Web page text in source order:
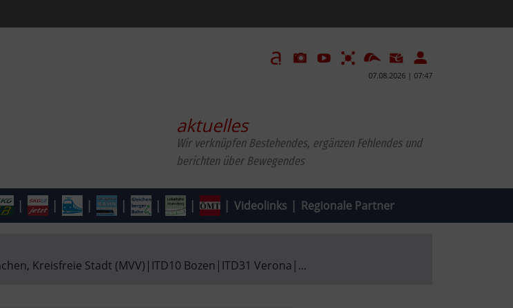
07.08.2026 | 07:47
aktuelles
Wir verknüpfen Bestehendes, ergänzen Fehlendes und
berichten über Bewegendes
| | | | | | | Videolinks | Regionale Partner
Kreisfreie Stadt (MVV) | ITD10 Bozen | ITD31 Verona | ...